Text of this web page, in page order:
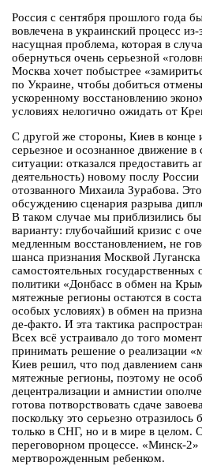
Россия с сентября прошлого года
вовлечена в украинский процесс
насущная проблема, которая в
обернуться очень серьезной
Москва хочет побыстрее
по Украине, чтобы добиться
ускоренному восстановлению
условиях нелогично ожидать от
С другой же стороны, Киев в конце
серьезное и осознанное движение
ситуации: отказался предоставить
деятельность) новому послу
отозванного Михаила Зурабова.
обсуждению сценария разрыва
В таком случае мы приблизились
варианту: глубочайший кризис с
медленным восстановлением, не
шанса признания Москвой
самостоятельных государственных
политики «Донбасс в обмен на
мятежные регионы остаются в
особых условиях) в обмен на
де-факто. И эта тактика
Всех всё устраивало до того
принимать решение о реализации
Киев решил, что под давлением
мятежные регионы, поэтому не
децентрализации и амнистии
готова потворствовать сдаче
поскольку это серьезно
только в СНГ, но и в мире в целом.
переговорном процессе. «Минск-2»
мертворожденным ребенком.